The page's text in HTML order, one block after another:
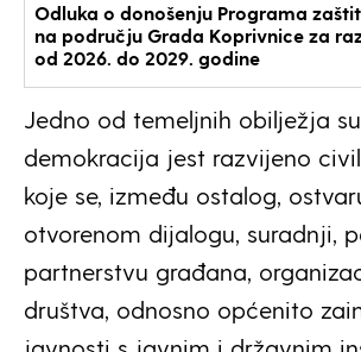
Odluka o donošenju Programa
na području Grada Koprivnice za
od 2026. do 2029. godine
Jedno od temeljnih obilježja
demokracija jest razvijeno
koje se, između ostalog,
otvorenom dijalogu, suradnji,
partnerstvu građana,
društva, odnosno općenito